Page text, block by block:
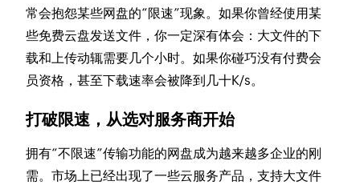
常会抱怨某些网盘的“限速”现象。如果你曾经使用某
些免费云盘发送文件，你一定深有体会：大文件的下
载和上传动辄需要几个小时。如果你碰巧没有付费会
员资格，甚至下载速率会被降到几十K/s。
打破限速，从选对服务商开始
拥有“不限速”传输功能的网盘成为越来越多企业的刚
需。市场上已经出现了一些云服务产品，支持大文件